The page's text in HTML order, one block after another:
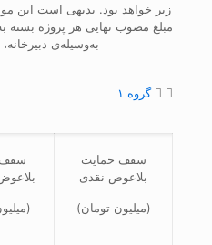
زیر خواهد بود. بدیهی است این
مبلغ مصوب نهایی هر پروژه بسته
به‌وسیله‌ی
گروه ۱
سقف حمایت
بلاعوض نقدی
(میلیون تومان)
سقف